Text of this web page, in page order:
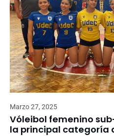
Marzo 27, 2025
Vóleibol femenino
la principal categoría